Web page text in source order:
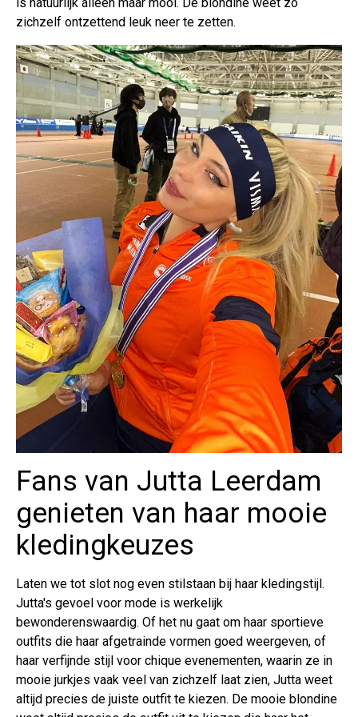
zichzelf ontzettend leuk neer te zetten.
Fans van Jutta Leerdam
genieten van haar mooie
kledingkeuzes
Laten we tot slot nog even stilstaan bij haar kledingstijl.
Jutta's gevoel voor mode is werkelijk
bewonderenswaardig. Of het nu gaat om haar sportieve
outfits die haar afgetrainde vormen goed weergeven, of
haar verfijnde stijl voor chique evenementen, waarin ze in
mooie jurkjes vaak veel van zichzelf laat zien, Jutta weet
altijd precies de juiste outfit te kiezen. De mooie blondine